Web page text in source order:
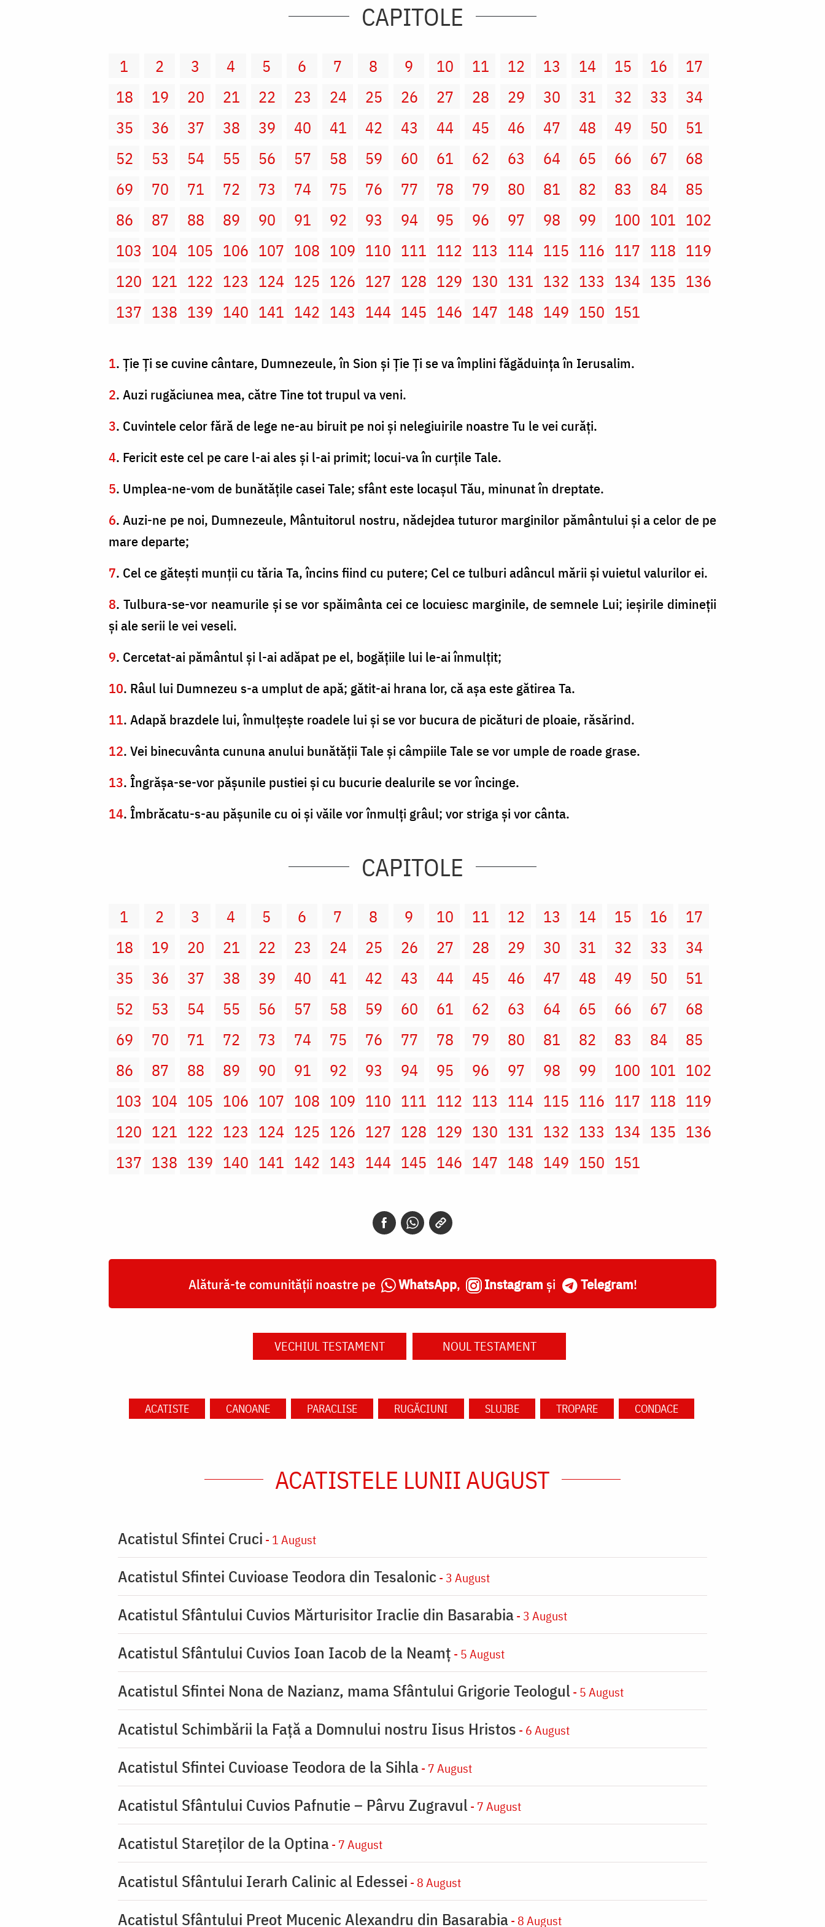
CAPITOLE
1 2 3 4 5 6 7 8 9 10 11 12 13 14 15 16
17
18
19 20 21 22 23 24 25 26 27 28 29 30 31 32 33
34
35
36 37 38 39 40 41 42 43 44 45 46 47 48 49 50
51
52
53 54 55 56 57 58 59 60 61 62 63 64 65 66 67
68
69
70 71 72 73 74 75 76 77 78 79 80 81 82 83 84
85
86
87 88 89 90 91 92 93 94 95 96 97 98 99 100 101 102
103 104 105 106 107 108 109 110 111 112 113 114 115 116 117 118 119
120 121 122 123 124 125 126 127 128 129 130 131 132 133 134 135 136
137 138 139 140 141 142 143 144 145 146 147 148 149 150 151
1. Ţie Ţi se cuvine cântare, Dumnezeule, în Sion şi Ţie Ți se va împlini făgăduinţa în Ierusalim.
2. Auzi rugăciunea mea, către Tine tot trupul va veni.
3. Cuvintele celor fără de lege ne-au biruit pe noi şi nelegiuirile noastre Tu le vei curăţi.
4. Fericit este cel pe care l-ai ales şi l-ai primit; locui-va în curţile Tale.
5. Umplea-ne-vom de bunătăţile casei Tale; sfânt este locaşul Tău, minunat în dreptate.
6. Auzi-ne pe noi, Dumnezeule, Mântuitorul nostru, nădejdea tuturor marginilor pământului şi a celor de pe
mare departe;
7. Cel ce găteşti munţii cu tăria Ta, încins fiind cu putere; Cel ce tulburi adâncul mării şi vuietul valurilor ei.
8. Tulbura-se-vor neamurile şi se vor spăimânta cei ce locuiesc marginile, de semnele Lui; ieşirile dimineţii
şi ale serii le vei veseli.
9. Cercetat-ai pământul şi l-ai adăpat pe el, bogăţiile lui le-ai înmulţit;
10. Râul lui Dumnezeu s-a umplut de apă; gătit-ai hrana lor, că aşa este gătirea Ta.
11. Adapă brazdele lui, înmulţeşte roadele lui şi se vor bucura de picături de ploaie, răsărind.
12. Vei binecuvânta cununa anului bunătăţii Tale şi câmpiile Tale se vor umple de roade grase.
13. Îngrăşa-se-vor păşunile pustiei şi cu bucurie dealurile se vor încinge.
14. Îmbrăcatu-s-au păşunile cu oi şi văile vor înmulţi grâul; vor striga şi vor cânta.
CAPITOLE
1 2 3 4 5 6 7 8 9 10 11 12 13 14 15 16
17
18
19 20 21 22 23 24 25 26 27 28 29 30 31 32 33
34
35
36 37 38 39 40 41 42 43 44 45 46 47 48 49 50
51
52
53 54 55 56 57 58 59 60 61 62 63 64 65 66 67
68
69
70 71 72 73 74 75 76 77 78 79 80 81 82 83 84
85
86
87 88 89 90 91 92 93 94 95 96 97 98 99 100 101 102
103 104 105 106 107 108 109 110 111 112 113 114 115 116 117 118 119
120 121 122 123 124 125 126 127 128 129 130 131 132 133 134 135 136
137 138 139 140 141 142 143 144 145 146 147 148 149 150 151
Alătură-te comunității noastre pe WhatsApp, Instagram și Telegram!
VECHIUL TESTAMENT NOUL TESTAMENT
ACATISTE CANOANE PARACLISE RUGĂCIUNI SLUJBE TROPARE CONDACE
ACATISTELE LUNII AUGUST
Acatistul Sfintei Cruci - 1 August
Acatistul Sfintei Cuvioase Teodora din Tesalonic - 3 August
Acatistul Sfântului Cuvios Mărturisitor Iraclie din Basarabia- 3 August
Acatistul Sfântului Cuvios Ioan Iacob de la Neamț - 5 August
Acatistul Sfintei Nona de Nazianz, mama Sfântului Grigorie Teologul - 5 August
Acatistul Schimbării la Faţă a Domnului nostru Iisus Hristos - 6 August
Acatistul Sfintei Cuvioase Teodora de la Sihla- 7 August
Acatistul Sfântului Cuvios Pafnutie – Pârvu Zugravul - 7 August
Acatistul Stareţilor de la Optina- 7 August
Acatistul Sfântului Ierarh Calinic al Edessei - 8 August
Acatistul Sfântului Preot Mucenic Alexandru din Basarabia- 8 August